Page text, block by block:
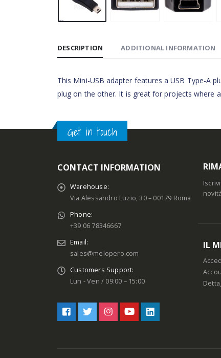
DESCRIPTION ADDITIONAL INFORMATION
This Mini-USB adapter features a USB Type-A
plug on the other. It is great for projects where
Get in touch
CONTACT INFORMATION
Warehouse:
Via Alessandro Luzio, 30 – 00179 Roma
Phone:
+39 06 78346667
Email:
sales@melopero.com
Customers Support:
Lun - Ven / 09:00 – 15:00
IL